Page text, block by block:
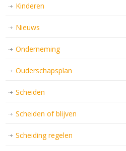
Kinderen
Nieuws
Onderneming
Ouderschapsplan
Scheiden
Scheiden of blijven
Scheiding regelen